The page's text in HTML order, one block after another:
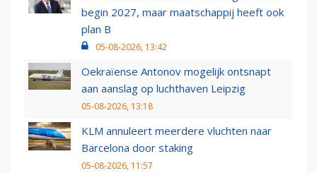
begin 2027, maar maatschappij heeft ook
plan B
05-08-2026, 13:42
Oekraïense Antonov mogelijk ontsnapt
aan aanslag op luchthaven Leipzig
05-08-2026, 13:18
KLM annuleert meerdere vluchten naar
Barcelona door staking
05-08-2026, 11:57